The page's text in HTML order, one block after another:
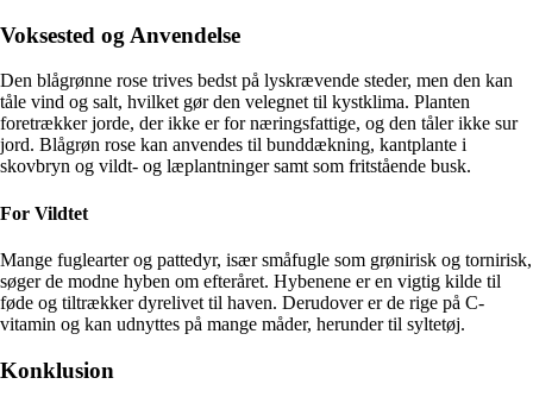
Voksested og Anvendelse
Den blågrønne rose trives bedst på lyskrævende steder, men den kan
tåle vind og salt, hvilket gør den velegnet til kystklima. Planten
foretrækker jorde, der ikke er for næringsfattige, og den tåler ikke sur
jord. Blågrøn rose kan anvendes til bunddækning, kantplante i
skovbryn og vildt- og læplantninger samt som fritstående busk.
For Vildtet
Mange fuglearter og pattedyr, især småfugle som grønirisk og tornirisk,
søger de modne hyben om efteråret. Hybenene er en vigtig kilde til
føde og tiltrækker dyrelivet til haven. Derudover er de rige på C-
vitamin og kan udnyttes på mange måder, herunder til syltetøj.
Konklusion